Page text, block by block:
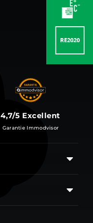
4,7/5 Excellent
Garantie Immodvisor